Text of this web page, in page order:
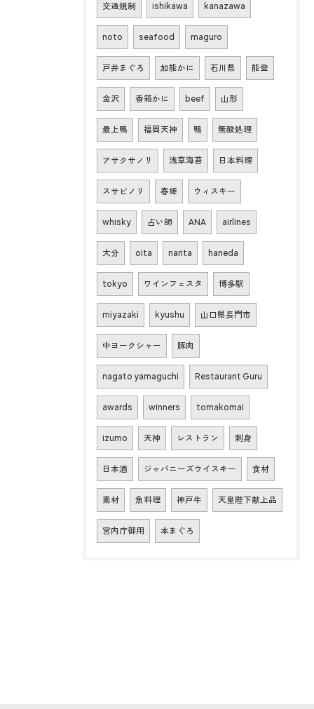
交通規制 ishikawa kanazawa
noto seafood maguro
戸井まぐろ 加能かに 石川県 能登
金沢 香箱かに beef 山形
最上鴨 福岡天神 鴨 無酸処理
アサクサノリ 浅草海苔 日本料理
スサビノリ 春姫 ウィスキー
whisky 占い師 ANA airlines
大分 oita narita haneda
tokyo ワインフェスタ 博多駅
miyazaki kyushu 山口県長門市
中ヨークシャー 豚肉
nagato yamaguchi Restaurant Guru
awards winners tomakomai
izumo 天神 レストラン 刺身
日本酒 ジャパニーズウイスキー 食材
素材 魚料理 神戸牛 天皇陛下献上品
宮内庁御用 本まぐろ